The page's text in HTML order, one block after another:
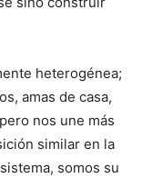
heterogénea;
amas de casa,
nos une más
similar en la
somos su